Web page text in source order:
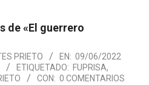
de «El guerrero
PRIETO EN: 09/06/2022
ETIQUETADO: FUPRISA,
CON: 0 COMENTARIOS